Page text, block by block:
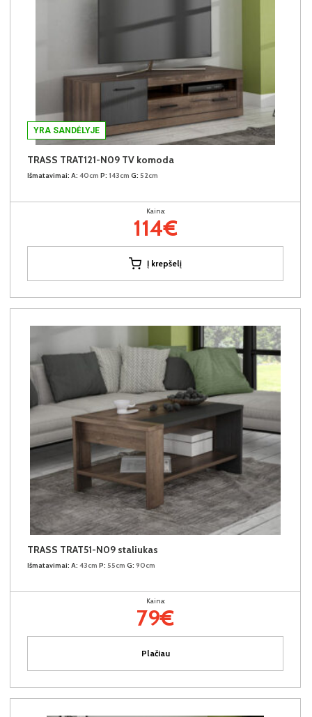
YRA SANDĖLYJE
TRASS TRAT121-N09 TV komoda
Išmatavimai: A: 40cm P: 143cm G: 52cm
Kaina:
114€
Į krepšelį
TRASS TRAT51-N09 staliukas
Išmatavimai: A: 43cm P: 55cm G: 90cm
Kaina:
79€
Plačiau